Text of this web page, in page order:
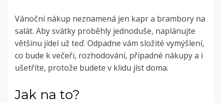
Vánoční nákup neznamená jen kapr a brambory na
salát. Aby svátky proběhly jednoduše, naplánujte
většinu jídel už teď. Odpadne vám složité vymýšlení,
co bude k večeři, rozhodování, případné nákupy a i
ušetříte, protože budete v klidu jíst doma.
Jak na to?